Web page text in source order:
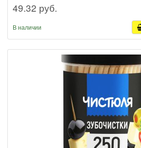
49.32 руб.
В наличии